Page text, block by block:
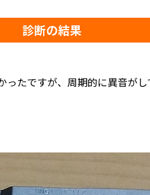
診断の結果
たですが、周期的に異音が